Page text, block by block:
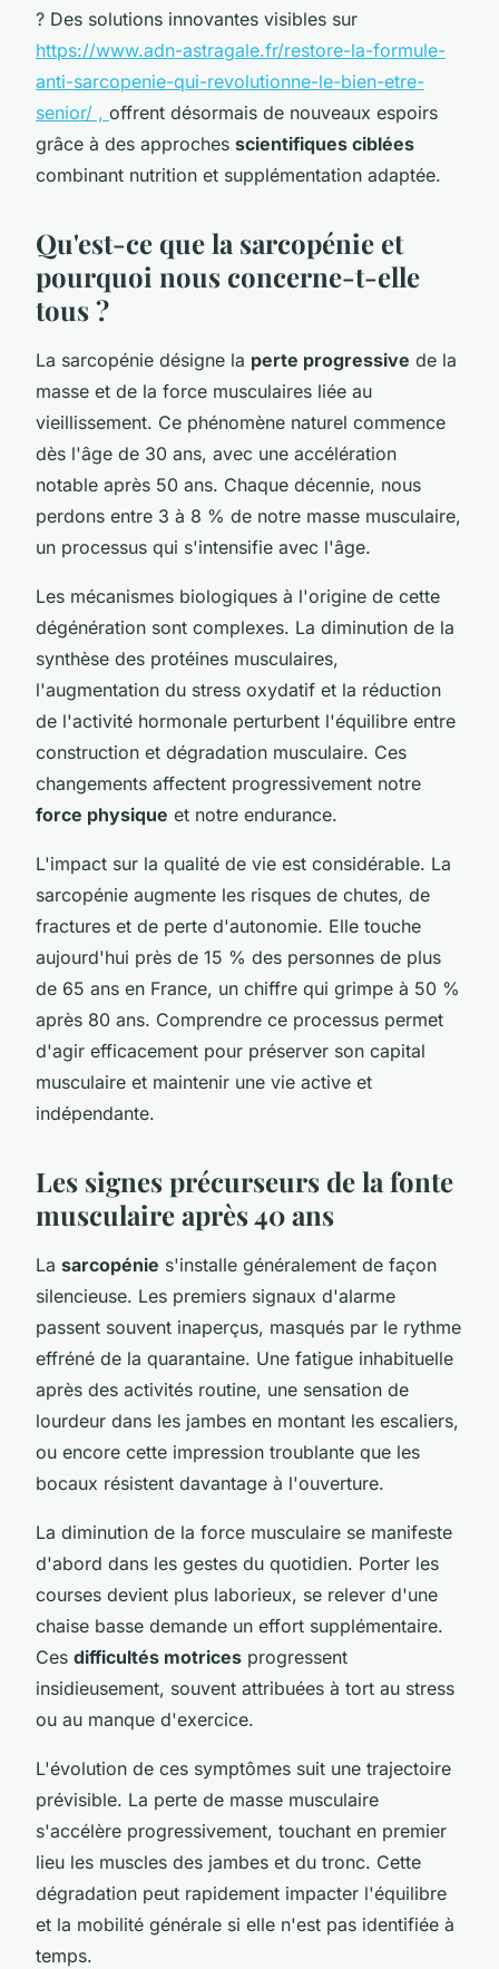
? Des solutions innovantes visibles sur
https://www.adn-astragale.fr/restore-la-formule-
anti-sarcopenie-qui-revolutionne-le-bien-etre-
senior/ , offrent désormais de nouveaux espoirs
grâce à des approches scientifiques ciblées
combinant nutrition et supplémentation adaptée.
Qu'est-ce que la sarcopénie et
pourquoi nous concerne-t-elle
tous ?
La sarcopénie désigne la perte progressive de la
masse et de la force musculaires liée au
vieillissement. Ce phénomène naturel commence
dès l'âge de 30 ans, avec une accélération
notable après 50 ans. Chaque décennie, nous
perdons entre 3 à 8 % de notre masse musculaire,
un processus qui s'intensifie avec l'âge.
Les mécanismes biologiques à l'origine de cette
dégénération sont complexes. La diminution de la
synthèse des protéines musculaires,
l'augmentation du stress oxydatif et la réduction
de l'activité hormonale perturbent l'équilibre entre
construction et dégradation musculaire. Ces
changements affectent progressivement notre
force physique et notre endurance.
L'impact sur la qualité de vie est considérable. La
sarcopénie augmente les risques de chutes, de
fractures et de perte d'autonomie. Elle touche
aujourd'hui près de 15 % des personnes de plus
de 65 ans en France, un chiffre qui grimpe à 50 %
après 80 ans. Comprendre ce processus permet
d'agir efficacement pour préserver son capital
musculaire et maintenir une vie active et
indépendante.
Les signes précurseurs de la fonte
musculaire après 40 ans
La sarcopénie s'installe généralement de façon
silencieuse. Les premiers signaux d'alarme
passent souvent inaperçus, masqués par le rythme
effréné de la quarantaine. Une fatigue inhabituelle
après des activités routine, une sensation de
lourdeur dans les jambes en montant les escaliers,
ou encore cette impression troublante que les
bocaux résistent davantage à l'ouverture.
La diminution de la force musculaire se manifeste
d'abord dans les gestes du quotidien. Porter les
courses devient plus laborieux, se relever d'une
chaise basse demande un effort supplémentaire.
Ces difficultés motrices progressent
insidieusement, souvent attribuées à tort au stress
ou au manque d'exercice.
L'évolution de ces symptômes suit une trajectoire
prévisible. La perte de masse musculaire
s'accélère progressivement, touchant en premier
lieu les muscles des jambes et du tronc. Cette
dégradation peut rapidement impacter l'équilibre
et la mobilité générale si elle n'est pas identifiée à
temps.